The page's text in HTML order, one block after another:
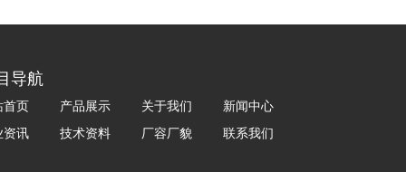
导航
首页 产品展示 关于我们
新闻中心
资讯
技术资料 厂容厂貌 联系我们